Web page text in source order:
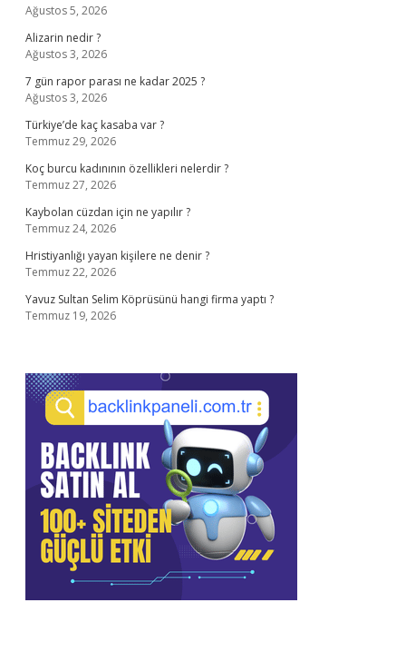
Ağustos 5, 2026
Alizarin nedir ?
Ağustos 3, 2026
7 gün rapor parası ne kadar 2025 ?
Ağustos 3, 2026
Türkiye’de kaç kasaba var ?
Temmuz 29, 2026
Koç burcu kadınının özellikleri nelerdir ?
Temmuz 27, 2026
Kaybolan cüzdan için ne yapılır ?
Temmuz 24, 2026
Hristiyanlığı yayan kişilere ne denir ?
Temmuz 22, 2026
Yavuz Sultan Selim Köprüsünü hangi firma yaptı ?
Temmuz 19, 2026